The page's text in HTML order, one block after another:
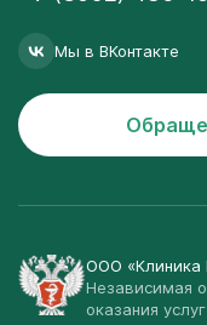
Мы в ВКонтакте
ООО
Независимая
оказания